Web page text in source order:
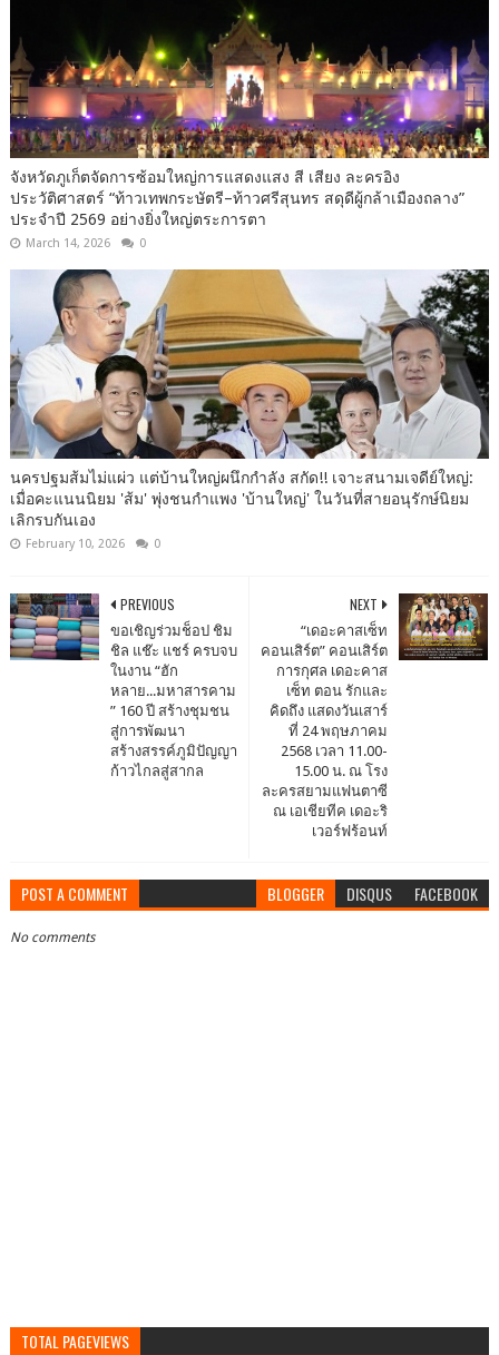
จังหวัดภูเก็ตจัดการซ้อมใหญ่การแสดงแสง สี เสียง ละครอิง
ประวัติศาสตร์ “ท้าวเทพกระษัตรี–ท้าวศรีสุนทร สดุดีผู้กล้าเมืองถลาง”
ประจำปี 2569 อย่างยิ่งใหญ่ตระการตา
March 14, 2026 0
นครปฐมส้มไม่แผ่ว แต่บ้านใหญ่ผนึกกำลัง สกัด!! เจาะสนามเจดีย์ใหญ่:
เมื่อคะแนนนิยม 'ส้ม' พุ่งชนกำแพง 'บ้านใหญ่' ในวันที่สายอนุรักษ์นิยม
เลิกรบกันเอง
February 10, 2026 0
NEXT
“เดอะคาสเซ็ท
คอนเสิร์ต” คอนเสิร์ต
การกุศล เดอะคาส
เซ็ท ตอน รักและ
คิดถึง แสดงวันเสาร์
ที่ 24 พฤษภาคม
2568 เวลา 11.00-
15.00 น. ณ โรง
ละครสยามแฟนตาซี
ณ เอเชียทีค เดอะริ
เวอร์ฟร้อนท์
PREVIOUS
ขอเชิญร่วมช็อป ชิม
ชิล แช๊ะ แชร์ ครบจบ
ในงาน “ฮัก
หลาย...มหาสารคาม
” 160 ปี สร้างชุมชน
สู่การพัฒนา
สร้างสรรค์ภูมิปัญญา
ก้าวไกลสู่สากล
POST A COMMENT BLOGGER DISQUS FACEBOOK
No comments
TOTAL PAGEVIEWS